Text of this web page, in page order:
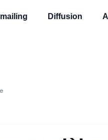
Diffusion